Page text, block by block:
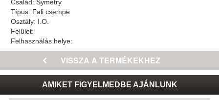
Család:Symetry
Típus: Fali csempe
Osztály: I.O.
Felület:
Felhasználás helye:
AMIKET FIGYELMEDBE AJÁNLUNK